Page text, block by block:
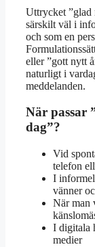
Uttrycket ”glad
särskilt väl i
och som en
eller ”gott nytt
naturligt i
meddelanden.
När passar
dag”?
Vid
telefon
I
vänner
När man
I digitala
medier